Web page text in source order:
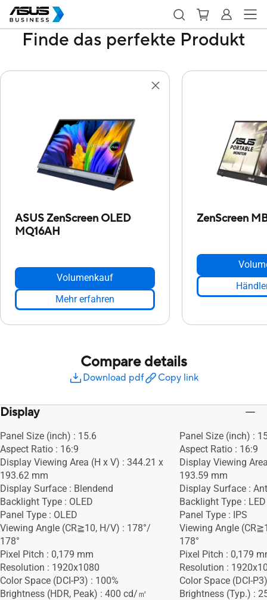
Finde das perfekte Produkt
ASUS ZenScreen OLED
MQ16AH
Volumenkauf
Mehr erfahren
ZenScreen
Compare details
Download pdf Copy link
Display
Panel Size (inch) : 15.6
Aspect Ratio : 16:9
Display Viewing Area (H x V) : 344.21 x
193.62 mm
Display Surface : Blendend
Backlight Type : OLED
Panel Type : OLED
Viewing Angle (CR≧10, H/V) : 178°/
178°
Pixel Pitch : 0,179 mm
Resolution : 1920x1080
Color Space (DCI-P3) : 100%
Brightness (HDR, Peak) : 400 cd/㎡
Panel Size (inch) :
Aspect Ratio : 16:9
Display Viewing
193.59 mm
Display Surface :
Backlight Type : LED
Panel Type : IPS
Viewing Angle
178°
Pixel Pitch : 0,179
Resolution :
Color Space (DCI-
Brightness (Typ.) :